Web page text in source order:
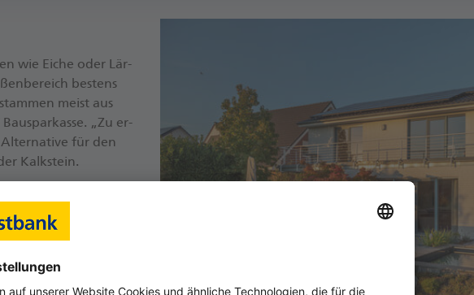
wie Ei­che oder Lär­
bes­tens
meist aus
„Zu er­
Al­ter­na­ti­ve für den
Kalk­stein.
Sie spa­ren
Lie­gen und